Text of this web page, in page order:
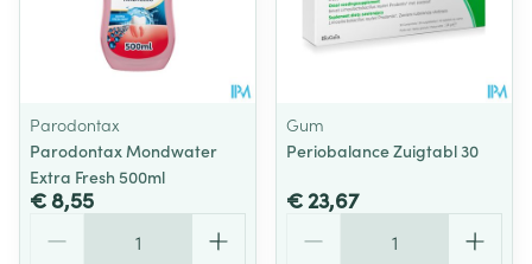
Parodontax
Parodontax Mondwater
Extra Fresh 500ml
€ 8,55
Gum
Periobalance Zuigtabl 30
€ 23,67